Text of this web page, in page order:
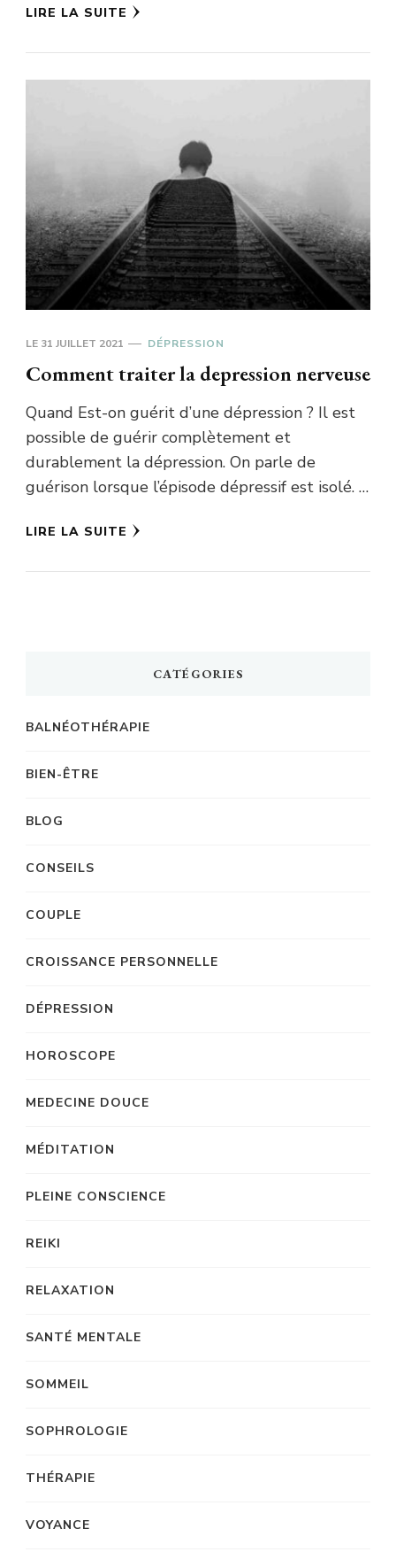
LIRE LA SUITE
LE 31 JUILLET 2021 DÉPRESSION
Comment traiter la depression nerveuse
Quand Est-on guérit d’une dépression ? Il est
possible de guérir complètement et
durablement la dépression. On parle de
guérison lorsque l’épisode dépressif est isolé. …
LIRE LA SUITE
CATÉGORIES
BALNÉOTHÉRAPIE
BIEN-ÊTRE
BLOG
CONSEILS
COUPLE
CROISSANCE PERSONNELLE
DÉPRESSION
HOROSCOPE
MEDECINE DOUCE
MÉDITATION
PLEINE CONSCIENCE
REIKI
RELAXATION
SANTÉ MENTALE
SOMMEIL
SOPHROLOGIE
THÉRAPIE
VOYANCE